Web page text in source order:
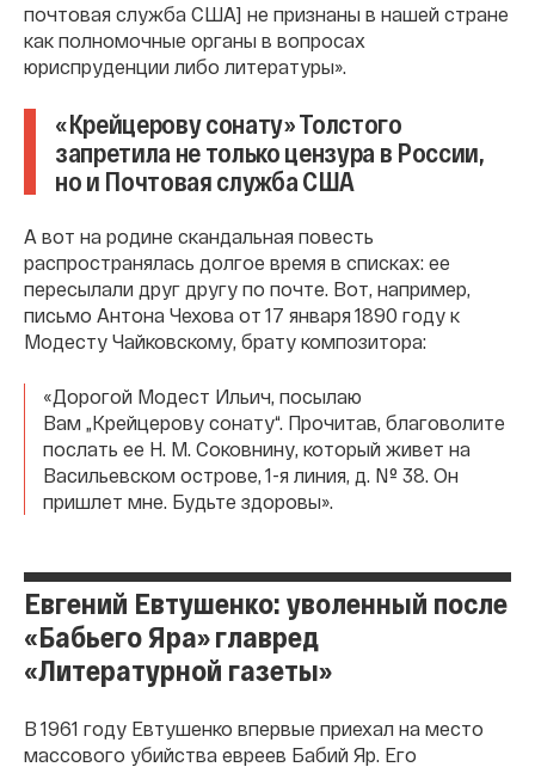
почтовая служба США] не признаны в нашей стране
как полномочные органы в вопросах
юриспруденции либо литературы».
«Крейцерову сонату» Толстого
запретила не только цензура в России,
но и Почтовая служба США
А вот на родине скандальная повесть
распространялась долгое время в списках: ее
пересылали друг другу по почте. Вот, например,
письмо Антона Чехова от 17 января 1890 году к
Модесту Чайковскому, брату композитора:
«Дорогой Модест Ильич, посылаю
Вам „Крейцерову сонату“. Прочитав, благоволите
послать ее H. M. Соковнину, который живет на
Васильевском острове, 1-я линия, д. № 38. Он
пришлет мне. Будьте здоровы».
Евгений Евтушенко: уволенный после
«Бабьего Яра» главред
«Литературной газеты»
В 1961 году Евтушенко впервые приехал на место
массового убийства евреев Бабий Яр. Его